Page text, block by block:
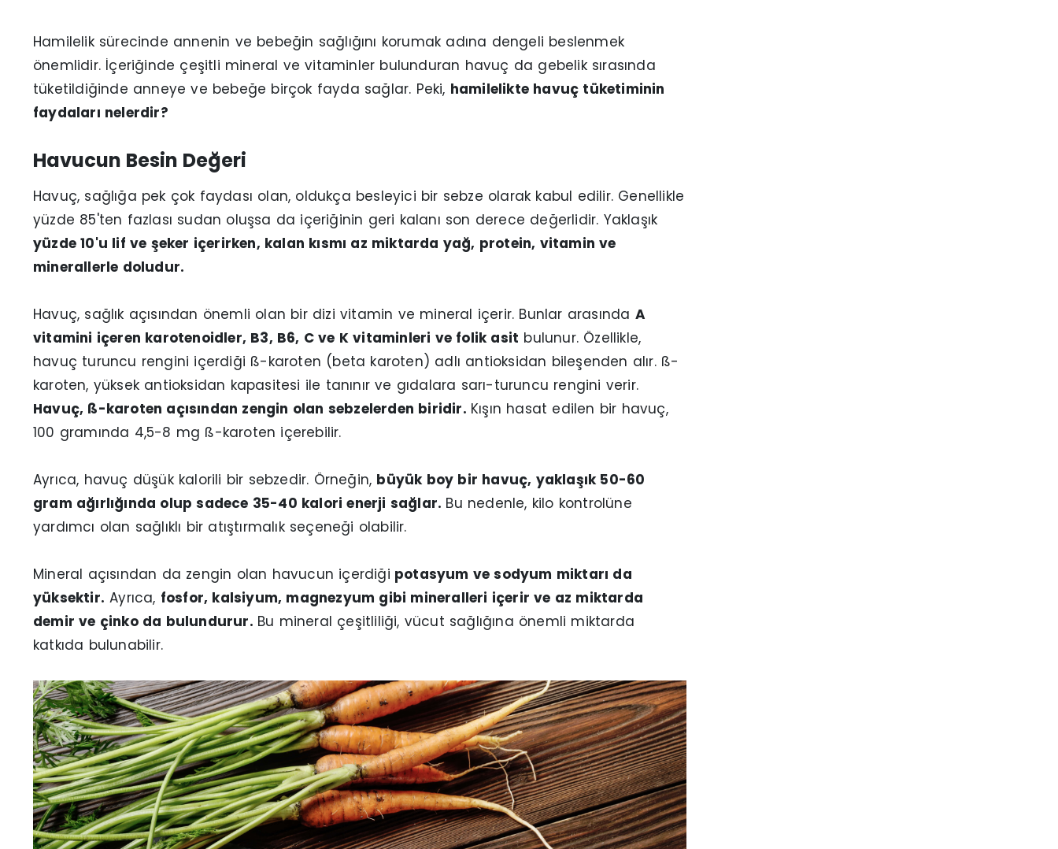
Hamilelik sürecinde annenin ve bebeğin sağlığını korumak adına dengeli beslenmek
önemlidir. İçeriğinde çeşitli mineral ve vitaminler bulunduran havuç da gebelik sırasında
tüketildiğinde anneye ve bebeğe birçok fayda sağlar. Peki, hamilelikte havuç tüketiminin
faydaları nelerdir?
Havucun Besin Değeri
Havuç, sağlığa pek çok faydası olan, oldukça besleyici bir sebze olarak kabul edilir. Genellikle
yüzde 85'ten fazlası sudan oluşsa da içeriğinin geri kalanı son derece değerlidir. Yaklaşık
yüzde 10'u lif ve şeker içerirken, kalan kısmı az miktarda yağ, protein, vitamin ve
minerallerle doludur.
Havuç, sağlık açısından önemli olan bir dizi vitamin ve mineral içerir. Bunlar arasında A
vitamini içeren karotenoidler, B3, B6, C ve K vitaminleri ve folik asit bulunur. Özellikle,
havuç turuncu rengini içerdiği ß-karoten (beta karoten) adlı antioksidan bileşenden alır. ß-
karoten, yüksek antioksidan kapasitesi ile tanınır ve gıdalara sarı-turuncu rengini verir.
Havuç, ß-karoten açısından zengin olan sebzelerden biridir. Kışın hasat edilen bir havuç,
100 gramında 4,5-8 mg ß-karoten içerebilir.
Ayrıca, havuç düşük kalorili bir sebzedir. Örneğin, büyük boy bir havuç, yaklaşık 50-60
gram ağırlığında olup sadece 35-40 kalori enerji sağlar. Bu nedenle, kilo kontrolüne
yardımcı olan sağlıklı bir atıştırmalık seçeneği olabilir.
Mineral açısından da zengin olan havucun içerdiği potasyum ve sodyum miktarı da
yüksektir. Ayrıca, fosfor, kalsiyum, magnezyum gibi mineralleri içerir ve az miktarda
demir ve çinko da bulundurur. Bu mineral çeşitliliği, vücut sağlığına önemli miktarda
katkıda bulunabilir.